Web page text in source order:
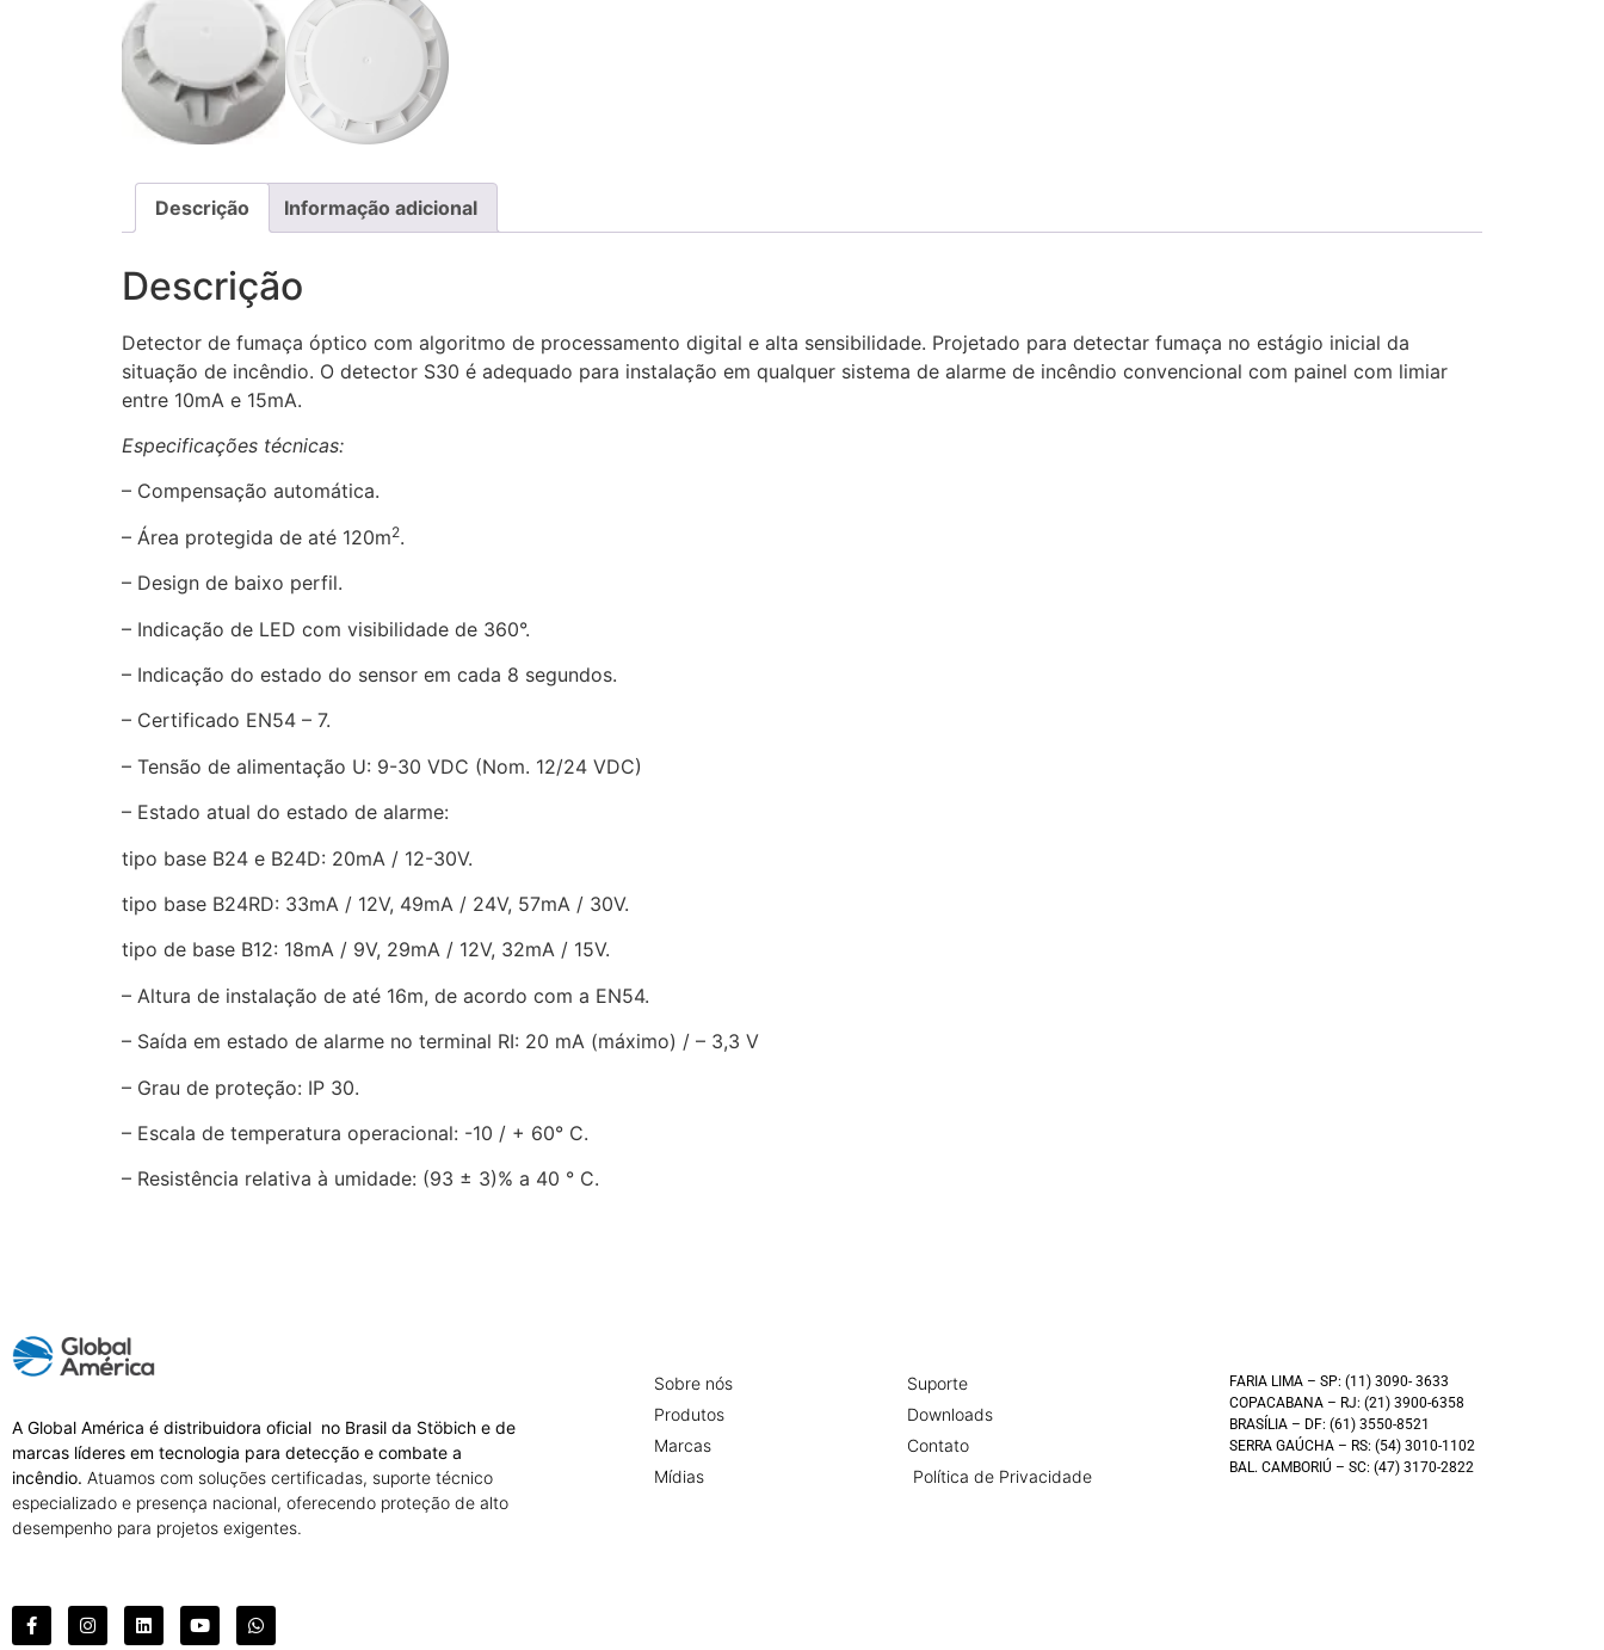
Descrição Informação adicional
Descrição
Detector de fumaça óptico com algoritmo de processamento digital e alta sensibilidade. Projetado para detectar fumaça no estágio inicial da
situação de incêndio. O detector S30 é adequado para instalação em qualquer sistema de alarme de incêndio convencional com painel com limiar
entre 10mA e 15mA.
Especificações técnicas:
– Compensação automática.
– Área protegida de até 120m2.
– Design de baixo perfil.
– Indicação de LED com visibilidade de 360°.
– Indicação do estado do sensor em cada 8 segundos.
– Certificado EN54 – 7.
– Tensão de alimentação U: 9-30 VDC (Nom. 12/24 VDC)
– Estado atual do estado de alarme:
tipo base B24 e B24D: 20mA / 12-30V.
tipo base B24RD: 33mA / 12V, 49mA / 24V, 57mA / 30V.
tipo de base B12: 18mA / 9V, 29mA / 12V, 32mA / 15V.
– Altura de instalação de até 16m, de acordo com a EN54.
– Saída em estado de alarme no terminal RI: 20 mA (máximo) / – 3,3 V
– Grau de proteção: IP 30.
– Escala de temperatura operacional: -10 / + 60° С.
– Resistência relativa à umidade: (93 ± 3)% a 40 ° С.
A Global América é distribuidora oficial no Brasil da Stöbich e de
marcas líderes em tecnologia para detecção e combate a
incêndio. Atuamos com soluções certificadas, suporte técnico
especializado e presença nacional, oferecendo proteção de alto
desempenho para projetos exigentes.
Sobre nós
Produtos
Marcas
Mídias
Suporte
Downloads
Contato
Política de Privacidade
FARIA LIMA – SP: (11) 3090- 3633
COPACABANA – RJ: (21) 3900-6358
BRASÍLIA – DF: (61) 3550-8521
SERRA GAÚCHA – RS: (54) 3010-1102
BAL. CAMBORIÚ – SC: (47) 3170-2822